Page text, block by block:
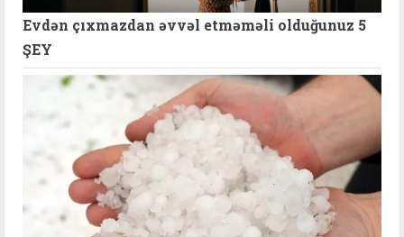
Evdən çıxmazdan əvvəl etməməli olduğunuz 5
ŞEY